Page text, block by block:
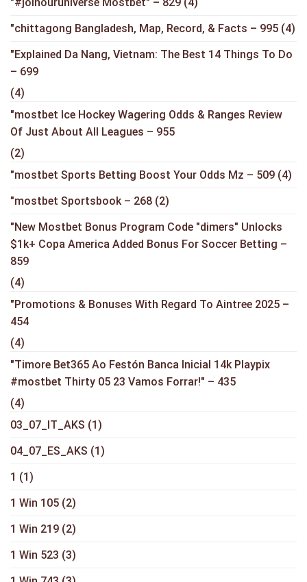
"chittagong Bangladesh, Map, Record, & Facts – 995 (4)
"Explained Da Nang, Vietnam: The Best 14 Things To Do
– 699
(4)
"mostbet Ice Hockey Wagering Odds & Ranges Review
Of Just About All Leagues – 955
(2)
"mostbet Sports Betting Boost Your Odds Mz – 509 (4)
"mostbet Sportsbook – 268 (2)
"New Mostbet Bonus Program Code "dimers" Unlocks
$1k+ Copa America Added Bonus For Soccer Betting –
859
(4)
"Promotions & Bonuses With Regard To Aintree 2025 –
454
(4)
"Timore Bet365 Ao Festón Banca Inicial 14k Playpix
#mostbet Thirty 05 23 Vamos Forrar!" – 435
(4)
03_07_IT_AKS (1)
04_07_ES_AKS (1)
1 (1)
1 Win 105 (2)
1 Win 219 (2)
1 Win 523 (3)